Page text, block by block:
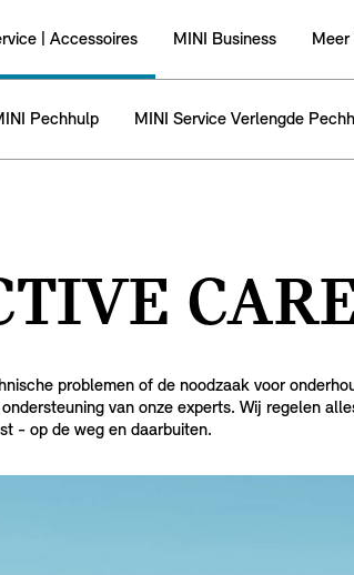
| Accessoires MINI Business Meer
Pechhulp MINI Service Verlengde
problemen of de noodzaak voor
van onze experts. Wij regelen
- op de weg en daarbuiten.